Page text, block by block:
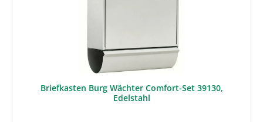
Briefkasten Burg Wächter Comfort-Set 39130,
Edelstahl